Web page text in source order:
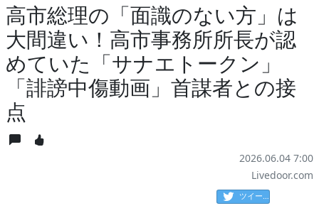
高市総理の「面識のない方」は
大間違い！高市事務所所長が認
めていた「サナエトークン」
「誹謗中傷動画」首謀者との接
点
2026.06.04 7:00
Livedoor.com
ツイート